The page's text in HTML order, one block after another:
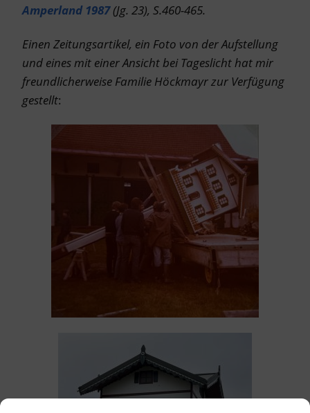
Amperland 1987(Jg. 23), S.460-465.
Einen Zeitungsartikel, ein Foto von der Aufstellung
und eines mit einer Ansicht bei Tageslicht hat mir
freundlicherweise Familie Höckmayr zur Verfügung
gestellt: